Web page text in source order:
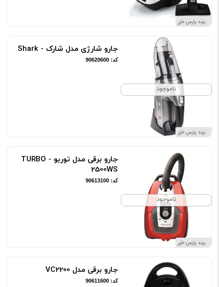
برند پارس خزر
ناموجود
برند پارس خزر
جارو شارژی مدل شارک - Shark
کد: 90620600
ناموجود
برند پارس خزر
جارو برقی مدل توربو - TURBO
2500WS
کد: 90613100
جارو برقی مدل VC2200
کد: 90611600